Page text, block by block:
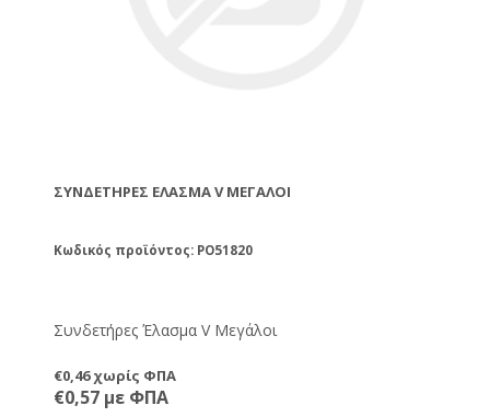
ΣΥΝΔΕΤΉΡΕΣ ΈΛΑΣΜΑ V ΜΕΓΆΛΟΙ
Κωδικός προϊόντος: PO51820
Συνδετήρες Έλασμα V Μεγάλοι
€0,46 χωρίς ΦΠΑ
€0,57 με ΦΠΑ